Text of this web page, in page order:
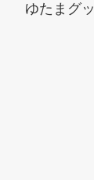
ゆたまグ